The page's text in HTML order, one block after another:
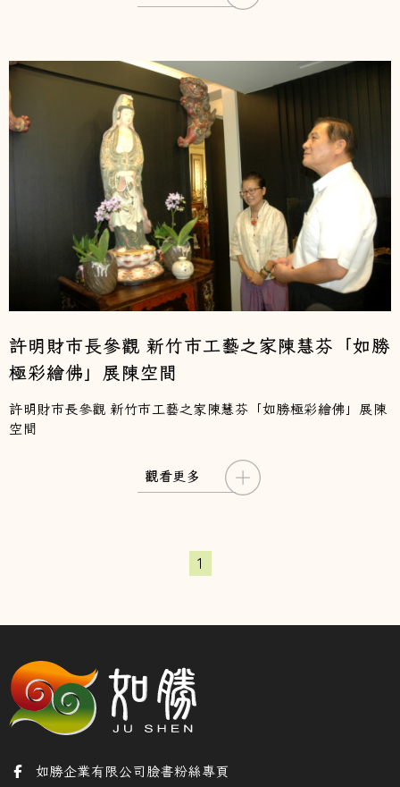
許明財市長參觀 新竹市工藝之家陳慧芬「如勝
極彩繪佛」展陳空間
許明財市長參觀 新竹市工藝之家陳慧芬「如勝極彩繪佛」展陳
空間
觀看更多
1
如勝企業有限公司臉書粉絲專頁